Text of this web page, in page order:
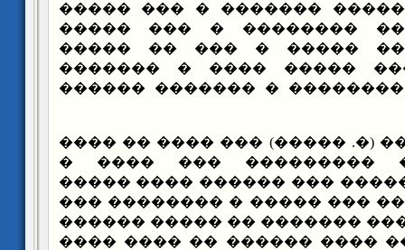
������� � ��� �����
������� �������
������� ������� �����
������ �� ����� �����
������ ������ �������� �
��� ���� ��� (�. �����) ���
������ ������
������� ��� ������� ���
�� � �������� ��� ���
��� ���� � ������� �������
� ������� ��� �� ����